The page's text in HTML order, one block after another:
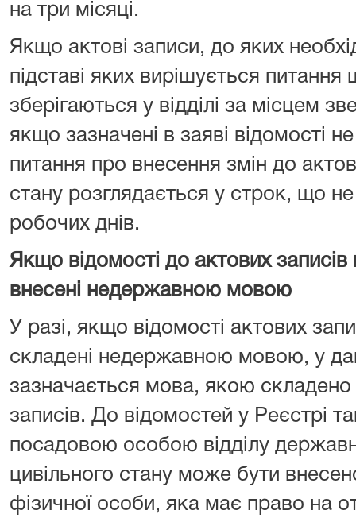
на три місяці.
Якщо актові записи, до яких
підставі яких вирішується
зберігаються у відділі за місцем
якщо зазначені в заяві відомості
питання про внесення змін до
стану розглядається у строк, що
робочих днів.
Якщо відомості до актових записів
внесені недержавною мовою
У разі, якщо відомості актових
складені недержавною мовою, у
зазначається мова, якою складено
записів. До відомостей у Реєстрі
посадовою особою відділу
цивільного стану може бути
фізичної особи, яка має право на